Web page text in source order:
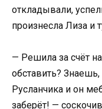
откладывали,
произнесла Лиза и
— Решила за счёт
обставить?
Русланчика и он
заберёт! —